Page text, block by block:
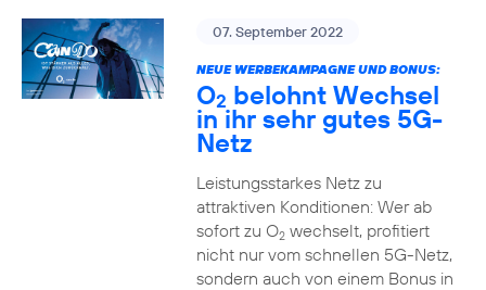
07. September 2022
NEUE WERBEKAMPAGNE UND BONUS:
O2 belohnt Wechsel
in ihr sehr gutes 5G-
Netz
Leistungsstarkes Netz zu
attraktiven Konditionen: Wer ab
sofort zu O2wechselt, profitiert
nicht nur vom schnellen 5G-Netz,
sondern auch von einem Bonus in